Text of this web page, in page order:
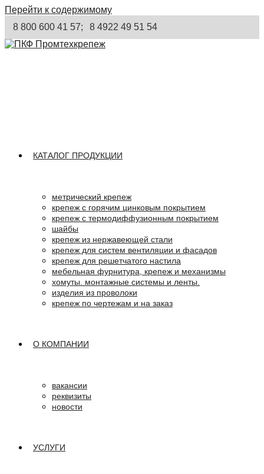
Перейти к содержимому
8 800 600 41 57;
8 4922 49 51 54
КАТАЛОГ ПРОДУКЦИИ
метрический крепеж
крепеж с горячим цинковым покрытием
крепеж с термодиффузионным покрытием
шайбы
крепеж из нержавеющей стали
крепеж для систем вентиляции и фасадов
крепеж для решетчатого настила
мебельная фурнитура, крепеж и механизмы
хомуты. монтажные системы и ленты.
изделия из проволоки
крепеж по чертежам и на заказ
О КОМПАНИИ
вакансии
реквизиты
новости
УСЛУГИ